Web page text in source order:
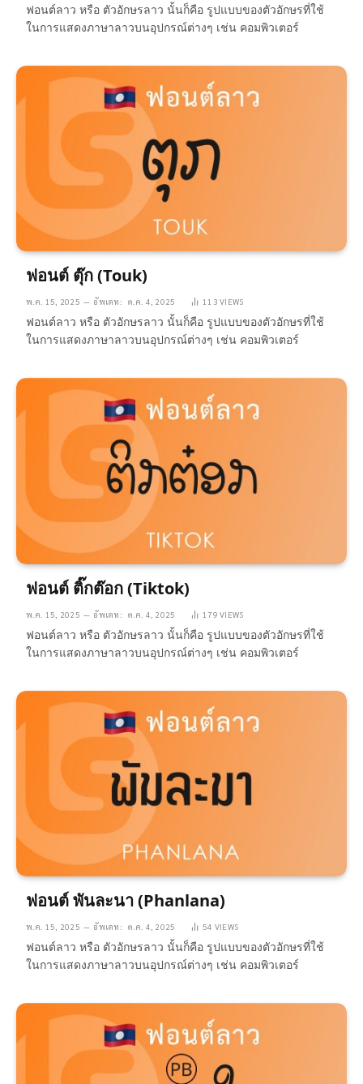
ฟอนต์ลาว หรือ ตัวอักษรลาว นั้นก็คือ รูปแบบของตัวอักษรที่ใช้
ในการแสดงภาษาลาวบนอุปกรณ์ต่างๆ เช่น คอมพิวเตอร์
ฟอนต์ ตุ๊ก (Touk)
พ.ค. 15, 2025 อัพเดท: ต.ค. 4, 2025 113VIEWS
ฟอนต์ลาว หรือ ตัวอักษรลาว นั้นก็คือ รูปแบบของตัวอักษรที่ใช้
ในการแสดงภาษาลาวบนอุปกรณ์ต่างๆ เช่น คอมพิวเตอร์
ฟอนต์ ติ๊กต๊อก (Tiktok)
พ.ค. 15, 2025 อัพเดท: ต.ค. 4, 2025 179VIEWS
ฟอนต์ลาว หรือ ตัวอักษรลาว นั้นก็คือ รูปแบบของตัวอักษรที่ใช้
ในการแสดงภาษาลาวบนอุปกรณ์ต่างๆ เช่น คอมพิวเตอร์
ฟอนต์ พันละนา (Phanlana)
พ.ค. 15, 2025 อัพเดท: ต.ค. 4, 2025 54 VIEWS
ฟอนต์ลาว หรือ ตัวอักษรลาว นั้นก็คือ รูปแบบของตัวอักษรที่ใช้
ในการแสดงภาษาลาวบนอุปกรณ์ต่างๆ เช่น คอมพิวเตอร์